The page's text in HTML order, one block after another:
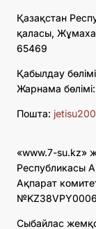
Қазақстан
қаласы,
65469
Қабылдау
Жарнама бөлімі:
Пошта:
«www.7-su.kz»
Республикасы
Ақпарат
Сыбайлас